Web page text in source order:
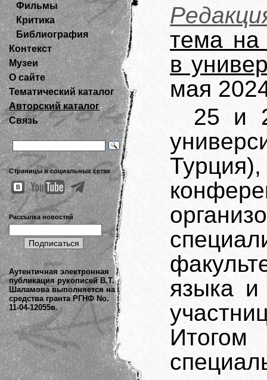
Фильмы
Критика
Библиография
Контекст
Музеи
О сайте
Тематический каталог
Авторский каталог
Связь
Страницы в социальных сетях
Рассылка новостей
Аутентичная электронная
публикация рукописей В.Т.
Шаламова выполняется на
средства гранта РГНФ No.
11-04-12055в.
тема на
в
мая
25 и
языка и
Итогом